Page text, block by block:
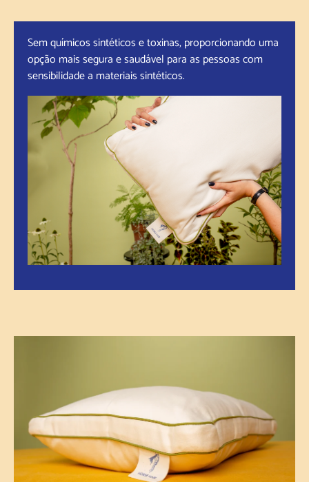
Sem químicos sintéticos e toxinas, proporcionando uma
opção mais segura e saudável para as pessoas com
sensibilidade a materiais sintéticos.